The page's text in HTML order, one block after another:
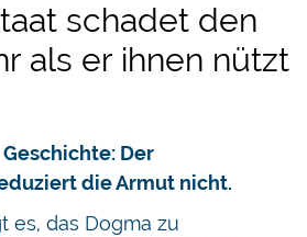
schadet den
als er ihnen nützt
Der
die Armut nicht.
es, das Dogma zu